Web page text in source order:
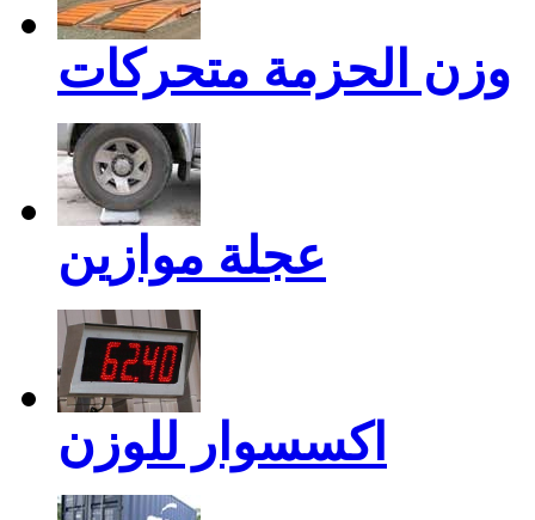
وزن الحزمة متحركات
عجلة موازين
اكسسوار للوزن